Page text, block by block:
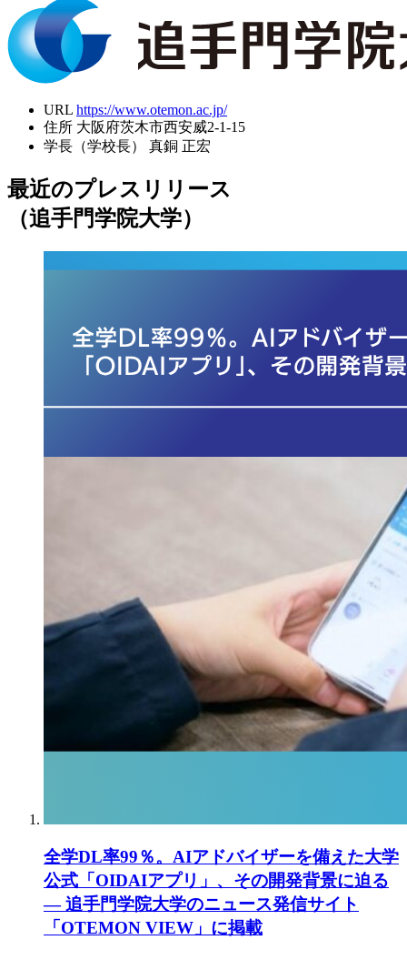
URL https://www.otemon.ac.jp/
住所 大阪府茨木市西安威2-1-15
学長（学校長）
真銅 正宏
最近のプレスリリース
（追手門学院大学）
全学DL率99％。AIアドバイザーを備えた大学
公式「OIDAIアプリ」、その開発背景に迫る
― 追手門学院大学のニュース発信サイト
「OTEMON VIEW」に掲載